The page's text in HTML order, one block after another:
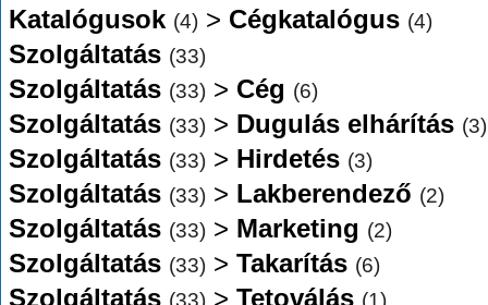
Katalógusok (4) > Cégkatalógus (4)
Szolgáltatás (33)
Szolgáltatás (33) > Cég (6)
Szolgáltatás (33) > Dugulás elhárítás (3)
Szolgáltatás (33) > Hirdetés (3)
Szolgáltatás (33) > Lakberendező (2)
Szolgáltatás (33) > Marketing (2)
Szolgáltatás (33) > Takarítás (6)
Szolgáltatás (33) > Tetoválás (1)